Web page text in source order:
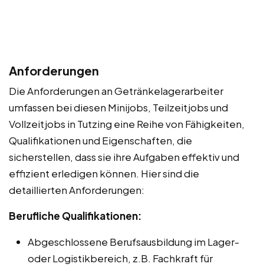
Anforderungen
Die Anforderungen an Getränkelagerarbeiter
umfassen bei diesen Minijobs, Teilzeitjobs und
Vollzeitjobs in Tutzing eine Reihe von Fähigkeiten,
Qualifikationen und Eigenschaften, die
sicherstellen, dass sie ihre Aufgaben effektiv und
effizient erledigen können. Hier sind die
detaillierten Anforderungen:
Berufliche Qualifikationen:
Abgeschlossene Berufsausbildung im Lager-
oder Logistikbereich, z.B. Fachkraft für